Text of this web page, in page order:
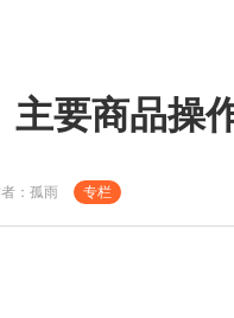
主要商品操
：孤雨 专栏